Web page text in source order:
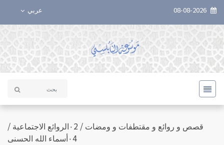
عربي
قصص و روائع و مقتطفات و ومضات / ٠2الروائع الاجتماعية /
٠4أسماء الله الحسنى